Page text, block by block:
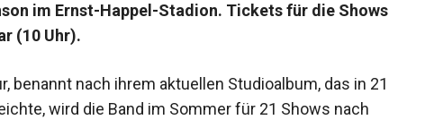
im Ernst-Happel-Stadion. Tickets für die Shows
(10 Uhr).
benannt nach ihrem aktuellen Studioalbum, das in 21
wird die Band im Sommer für 21 Shows nach